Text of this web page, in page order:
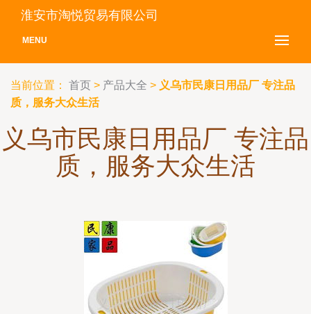
淮安市淘悦贸易有限公司
MENU
当前位置： 首页 > 产品大全 > 义乌市民康日用品厂 专注品
质，服务大众生活
义乌市民康日用品厂 专注品
质，服务大众生活